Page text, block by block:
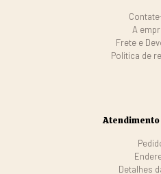
A
Frete e
Politica de
Atendimento
Detalhes